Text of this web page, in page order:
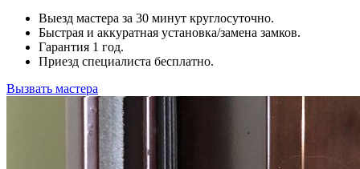
Выезд мастера за 30 минут круглосуточно.
Быстрая и аккуратная установка/замена замков.
Гарантия 1 год.
Приезд специалиста бесплатно.
Вызвать мастера